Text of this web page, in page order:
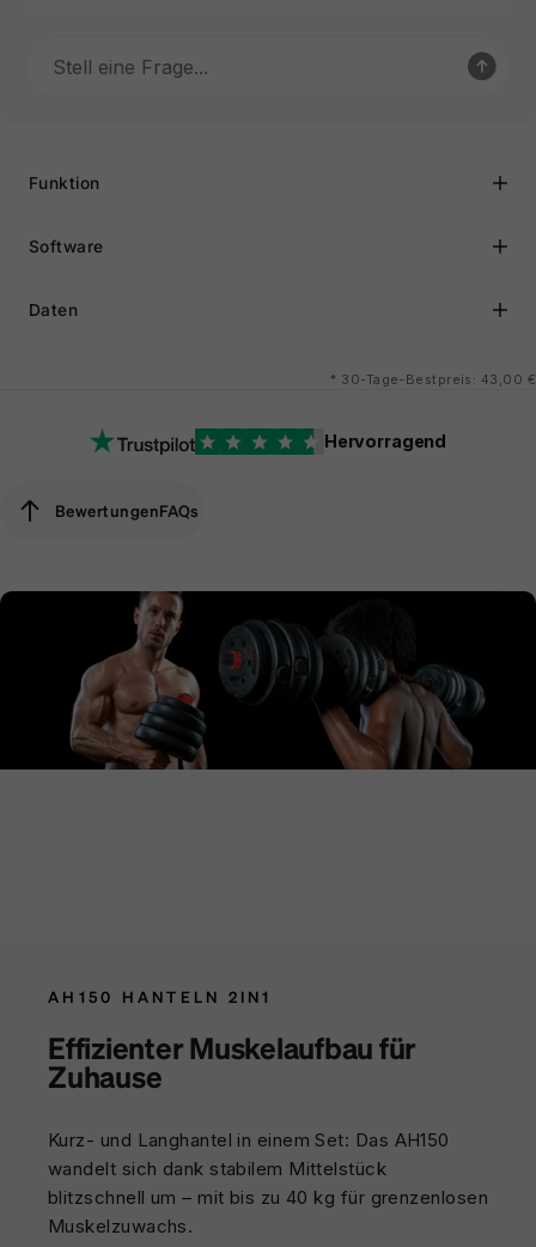
Funktion
Software
Daten
* 30-Tage-Bestpreis: 43,00 €
Hervorragend
BewertungenFAQs
AH150 HANTELN 2IN1
Effizienter Muskelaufbau für
Zuhause
Kurz- und Langhantel in einem Set: Das AH150
wandelt sich dank stabilem Mittelstück
blitzschnell um – mit bis zu 40 kg für grenzenlosen
Muskelzuwachs.